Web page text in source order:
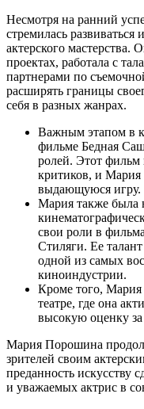
Несмотря на ранний
стремилась
актерского мастерства.
проектах, работала с
партнерами по
расширять границы
себя в разных жанрах.
Важным этапом в
фильме Бедная
ролей. Этот фильм
критиков, и
выдающуюся игру.
Мария также была
свои роли в
Стиляги. Ее
одной из самых
киноиндустрии.
Кроме того, Мария
театре, где она
высокую оценку
Мария Порошина
зрителей своим
преданность искусству
и уважаемых актрис в